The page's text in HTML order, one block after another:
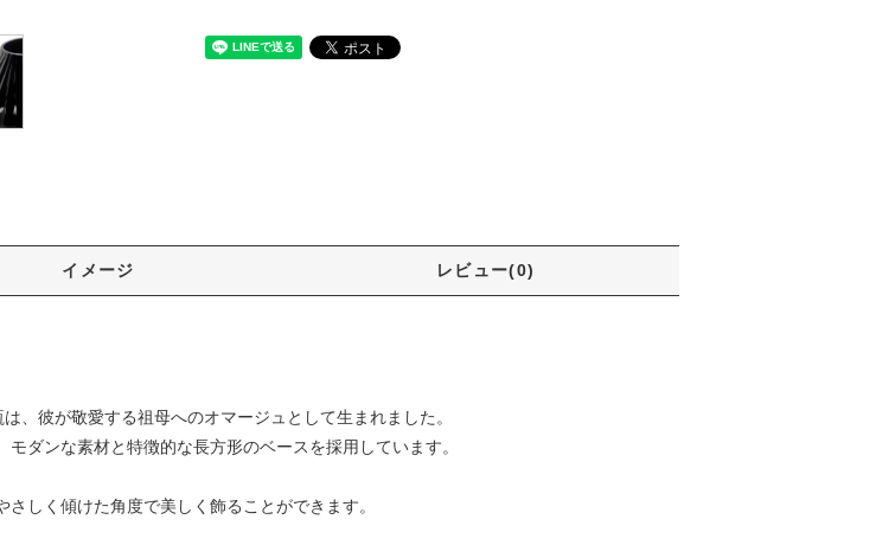
イメージ レビュー(0)
、彼が敬愛する祖母へのオマージュとして生まれました。
ダンな素材と特徴的な長方形のベースを採用しています。
しく傾けた角度で美しく飾ることができます。